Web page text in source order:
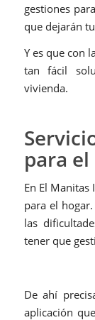
gestiones
que dejarán
Y es que con
tan fácil
vivienda.
para
En El
para el
las
tener que
De ahí
aplicación